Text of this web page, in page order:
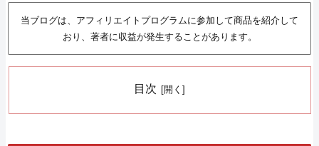
当ブログは、アフィリエイトプログラムに参加して商品を紹介して
おり、著者に収益が発生することがあります。
目次